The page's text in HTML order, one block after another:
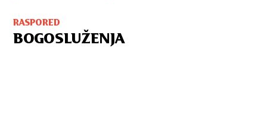
RASPORED
BOGOSLUŽENJA